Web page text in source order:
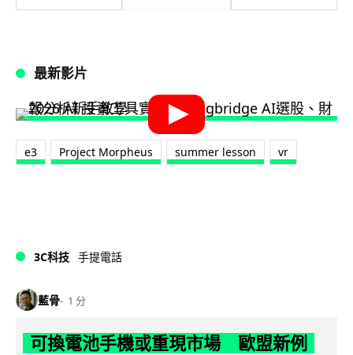
最新影片
e3 Project Morpheus summer lesson vr
3C科技 手提電話
藍骨 1 分
可換電池手機或重現市場 歐盟新例